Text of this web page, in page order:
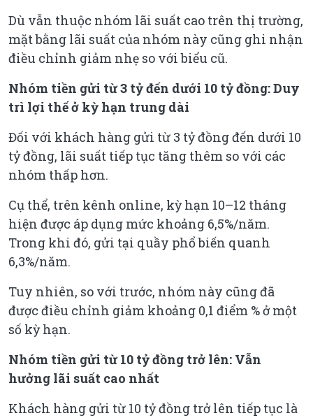
Dù vẫn thuộc nhóm lãi suất cao trên thị trường,
mặt bằng lãi suất của nhóm này cũng ghi nhận
điều chỉnh giảm nhẹ so với biểu cũ.
Nhóm tiền gửi từ 3 tỷ đến dưới 10 tỷ đồng: Duy
trì lợi thế ở kỳ hạn trung dài
Đối với khách hàng gửi từ 3 tỷ đồng đến dưới 10
tỷ đồng, lãi suất tiếp tục tăng thêm so với các
nhóm thấp hơn.
Cụ thể, trên kênh online, kỳ hạn 10–12 tháng
hiện được áp dụng mức khoảng 6,5%/năm.
Trong khi đó, gửi tại quầy phổ biến quanh
6,3%/năm.
Tuy nhiên, so với trước, nhóm này cũng đã
được điều chỉnh giảm khoảng 0,1 điểm % ở một
số kỳ hạn.
Nhóm tiền gửi từ 10 tỷ đồng trở lên: Vẫn
hưởng lãi suất cao nhất
Khách hàng gửi từ 10 tỷ đồng trở lên tiếp tục là